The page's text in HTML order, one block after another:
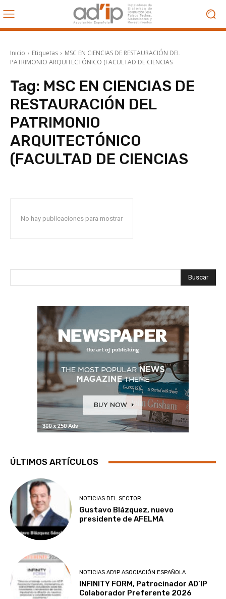
Inicio Etiquetas
MSC EN CIENCIAS DE RESTAURACIÓN DEL
PATRIMONIO ARQUITECTÓNICO (FACULTAD DE CIENCIAS
Tag: MSC EN CIENCIAS DE
RESTAURACIÓN DEL
PATRIMONIO
ARQUITECTÓNICO
(FACULTAD DE CIENCIAS
No hay publicaciones para mostrar
Buscar
ÚLTIMOS ARTÍCULOS
NOTICIAS DEL SECTOR
Gustavo Blázquez, nuevo
presidente de AFELMA
NOTICIAS AD'IP ASOCIACIÓN ESPAÑOLA
INFINITY FORM, Patrocinador AD’IP
Colaborador Preferente 2026